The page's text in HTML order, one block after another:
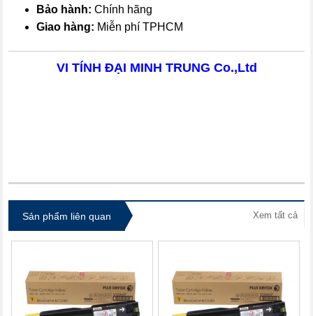
Bảo hành: Chính hãng
Giao hàng: Miễn phí TPHCM
VI TÍNH ĐẠI MINH TRUNG Co.,Ltd
Sản phẩm liên quan Xem tất cả